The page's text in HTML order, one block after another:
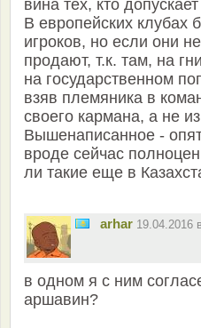
вина тех, кто
В европейских клубах
игроков, но если они
продают, т.к. там, на
на государственном
взяв племяника в
своего кармана, а не
Вышенаписанное -
вроде сейчас
ли такие еще в
arhar 19.04.2016
в одном я с ним
аршавин?